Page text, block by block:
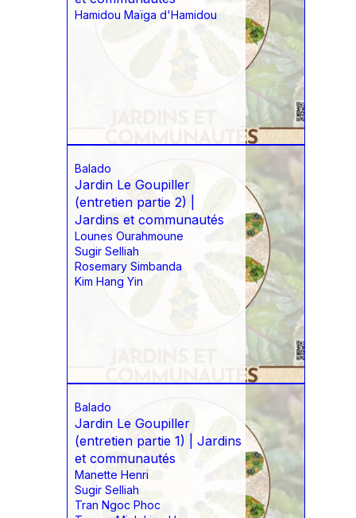
Hamidou Maïga d'Hamidou
Balado
Jardin Le Goupiller
(entretien partie 2) |
Jardins et communautés
Lounes Ourahmoune
Sugir Selliah
Rosemary Simbanda
Kim Hang Yin
Balado
Jardin Le Goupiller
(entretien partie 1) | Jardins
et communautés
Manette Henri
Sugir Selliah
Tran Ngoc Phoc